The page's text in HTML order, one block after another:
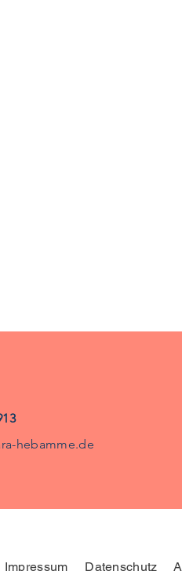
hebamme.de
Impressum Datenschutz